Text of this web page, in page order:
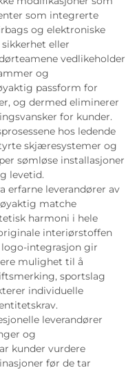
som integrerte
og elektroniske
eller
vedlikeholder
og
passform for
og dermed eliminerer
for kunder.
hos ledende
skjæresystemer og
sømløse installasjoner
levetid.
erfarne leverandører av
matche
harmoni i hele
interiørstoffen
integrasjon gir
mulighet til å
sportslag
individuelle
leverandører
og
kunder vurdere
før de tar